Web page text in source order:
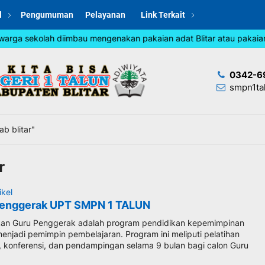
Pengumuman Pelayanan Link Terkait
sekolah diimbau mengenakan pakaian adat Blitar atau pakaian
0342-
blitar"
UPT SMPN 1 TALUN
Guru Penggerak adalah program pendidikan kepemimpinan
pemimpin pembelajaran. Program ini meliputi pelatihan
dan pendampingan selama 9 bulan bagi calon Guru